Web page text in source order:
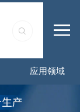
应用领域